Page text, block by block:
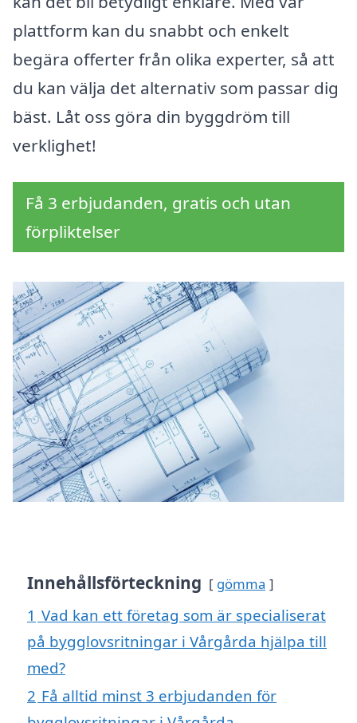
plattform kan du snabbt och enkelt
begära offerter från olika experter, så att
du kan välja det alternativ som passar dig
bäst. Låt oss göra din byggdröm till
verklighet!
Få 3 erbjudanden, gratis och utan
förpliktelser
Innehållsförteckning gömma
1 Vad kan ett företag som är specialiserat
på bygglovsritningar i Vårgårda hjälpa till
med?
2 Få alltid minst 3 erbjudanden för